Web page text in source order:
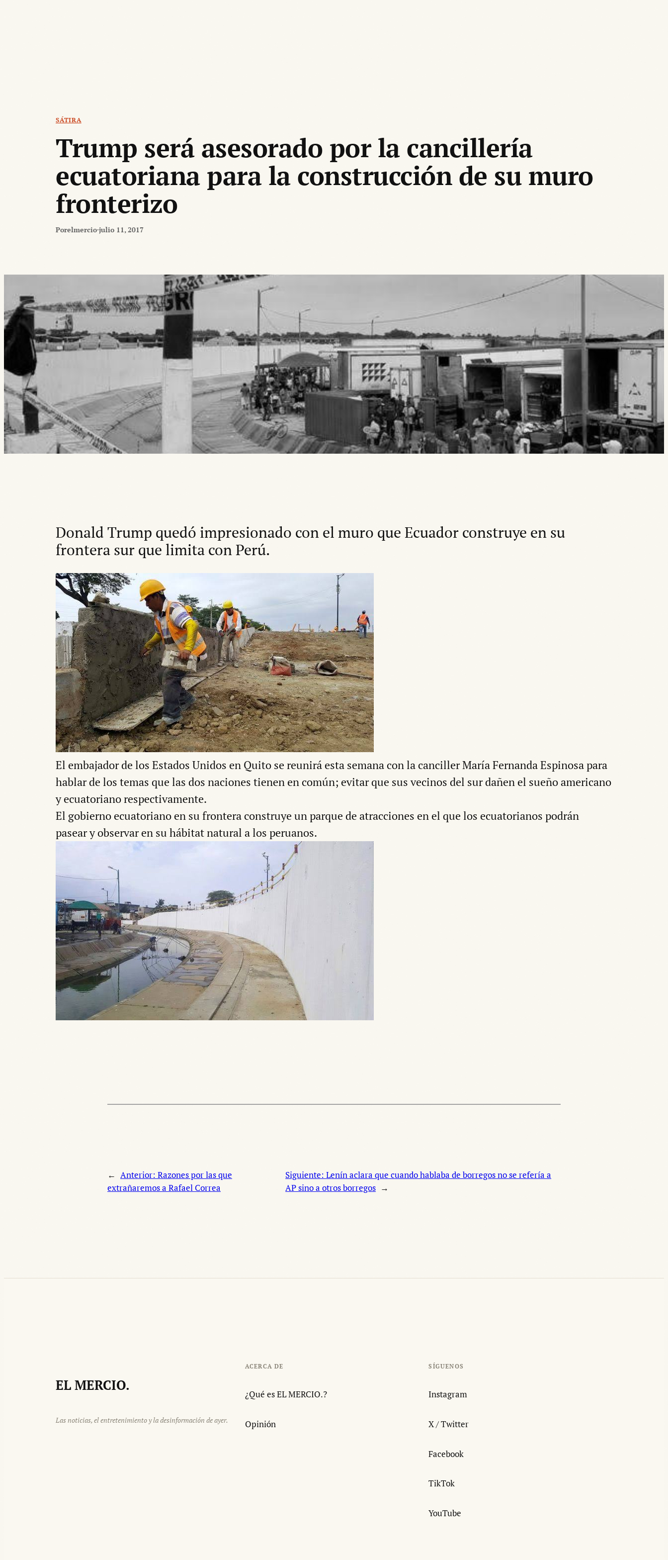
SÁTIRA
Trump será asesorado por la cancillería
ecuatoriana para la construcción de su muro
fronterizo
Porelmercio·julio 11, 2017
Donald Trump quedó impresionado con el muro que Ecuador construye en su
frontera sur que limita con Perú.
El embajador de los Estados Unidos en Quito se reunirá esta semana con la canciller María Fernanda Espinosa para
hablar de los temas que las dos naciones tienen en común; evitar que sus vecinos del sur dañen el sueño americano
y ecuatoriano respectivamente.
El gobierno ecuatoriano en su frontera construye un parque de atracciones en el que los ecuatorianos podrán
pasear y observar en su hábitat natural a los peruanos.
← Anterior: Razones por las que
extrañaremos a Rafael Correa
Siguiente:Lenín aclara que cuando hablaba de borregos no se refería a
AP sino a otros borregos →
EL MERCIO.
Las noticias, el entretenimiento y la desinformación de ayer.
ACERCA DE
¿Qué es EL MERCIO.?
Opinión
SÍGUENOS
Instagram
X / Twitter
Facebook
TikTok
YouTube